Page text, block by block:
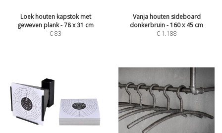
Loek houten kapstok met
geweven plank - 78 x 31 cm
€83
Vanja houten sideboard
donkerbruin - 160 x 45 cm
€ 1.188